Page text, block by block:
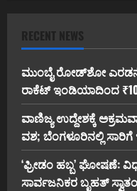
RECENT NEWS
ಮುಂಬೈ ರೋಡ್‌ಶೋ
ರಾಕೆಟ್ ಇಂಡಿಯಾದಿಂದ
ವಾಣಿಜ್ಯ ಉದ್ದೇಶಕ್ಕೆ
ವಶ; ಬೆಂಗಳೂರಿನಲ್ಲಿ
‘ಫ್ರೀಡಂ ಹಬ್ಬ’ ಘೋಷಣೆ:
ಸಾರ್ವಜನಿಕರ ಬೃಹತ್